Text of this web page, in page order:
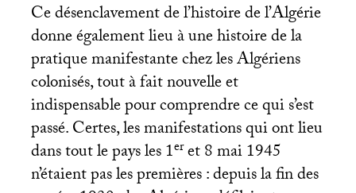
Ce désenclavement de l’histoire de l’Algérie
donne également lieu à une histoire de la
pratique manifestante chez les Algériens
colonisés, tout à fait nouvelle et
indispensable pour comprendre ce qui s’est
passé. Certes, les manifestations qui ont lieu
dans tout le pays les 1eret 8 mai 1945
n’étaient pas les premières : depuis la fin des